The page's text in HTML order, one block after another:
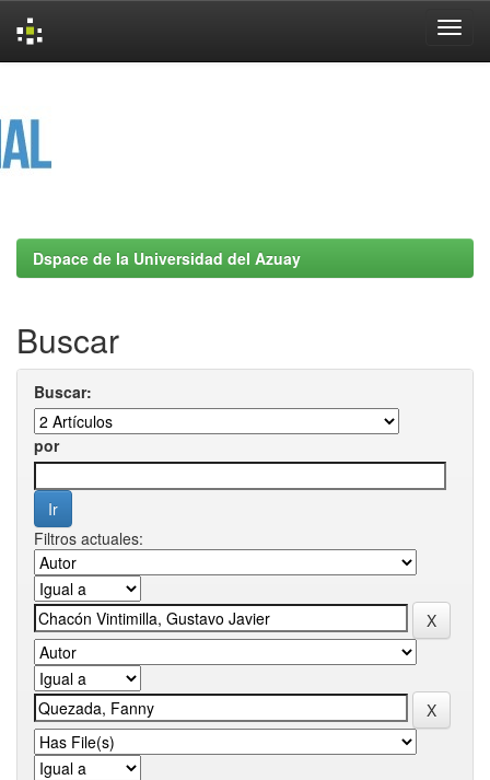
Dspace de la Universidad del Azuay
Buscar
Buscar:
por
Filtros actuales: